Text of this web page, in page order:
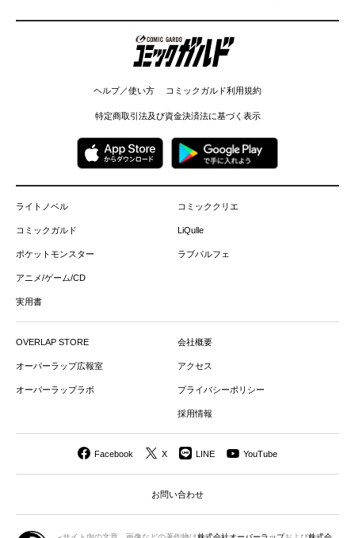
コミックガルド
ヘルプ／使い方 コミックガルド利用規約
特定商取引法及び資金決済法に基づく表示
ライトノベル
コミックガルド
ポケットモンスター
アニメ/ゲーム/CD
実用書
コミッククリエ
LiQulle
ラブパルフェ
OVERLAP STORE
オーバーラップ広報室
オーバーラップラボ
会社概要
アクセス
プライバシーポリシー
採用情報
Facebook X LINE YouTube
お問い合わせ